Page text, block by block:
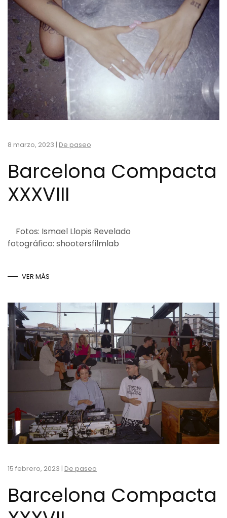
8 marzo, 2023 | De paseo
Barcelona Compacta
XXXVIII
Fotos: Ismael Llopis Revelado
fotográfico: shootersfilmlab
VER MÁS
15 febrero, 2023 | De paseo
Barcelona Compacta